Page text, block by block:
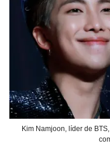
Kim Namjoon, líder de